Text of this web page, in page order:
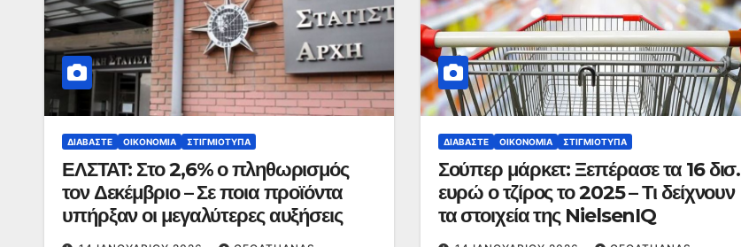
ΔΙΑΒΆΣΤΕ ΟΙΚΟΝΟΜΊΑ ΣΤΙΓΜΙΌΤΥΠΑ
ΕΛΣΤΑΤ: Στο 2,6% ο πληθωρισμός
τον Δεκέμβριο – Σε ποια προϊόντα
υπήρξαν οι μεγαλύτερες αυξήσεις
ΔΙΑΒΆΣΤΕ ΟΙΚΟΝΟΜΊΑ ΣΤΙΓΜΙΌΤΥΠΑ
Σούπερ μάρκετ: Ξεπέρασε τα 16 δισ.
ευρώ ο τζίρος το 2025 – Τι δείχνουν
τα στοιχεία της NielsenIQ